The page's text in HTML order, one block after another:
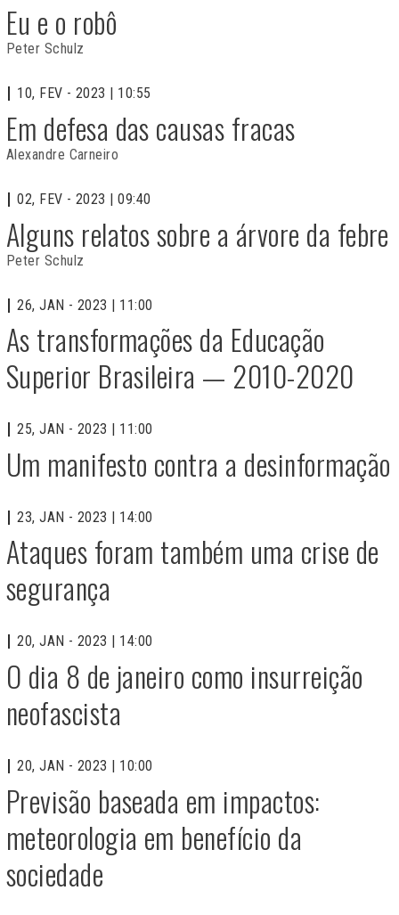
Eu e o robô
Peter Schulz
10, FEV - 2023 | 10:55
Em defesa das causas fracas
Alexandre Carneiro
02, FEV - 2023 | 09:40
Alguns relatos sobre a árvore da febre
Peter Schulz
26, JAN - 2023 | 11:00
As transformações da Educação
Superior Brasileira — 2010-2020
25, JAN - 2023 | 11:00
Um manifesto contra a desinformação
23, JAN - 2023 | 14:00
Ataques foram também uma crise de
segurança
20, JAN - 2023 | 14:00
O dia 8 de janeiro como insurreição
neofascista
20, JAN - 2023 | 10:00
Previsão baseada em impactos:
meteorologia em benefício da
sociedade